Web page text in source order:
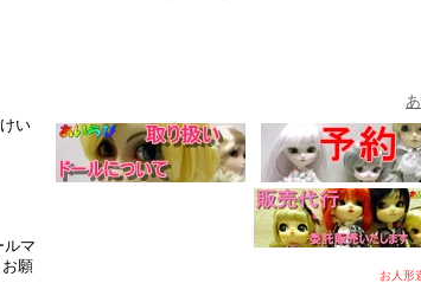
い
マ
願
お人形